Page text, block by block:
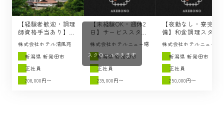
【経験者歓迎・調理
師資格手当あり】調
理スタッフの求人 /
ホテル清風苑（新発
田市）
株式会社ホテル清風苑
新潟県 新発田市
正社員
208,000円〜
【未経験OK・週休2
日】サービススタッ
フの求人 / 湯あそび
宿 曙（新発田市）
株式会社ホテルニュー曙
新潟県 新発田市
正社員
239,000円〜
【夜勤なし・寮完
備】和食調理スタッ
宿 曙（新発田市）
株式会社ホテルニュー曙
新潟県 新発田市
正社員
250,000円〜
スクロールできます